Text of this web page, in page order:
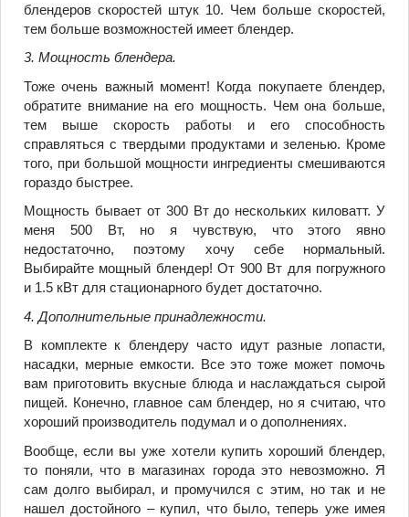
блендеров скоростей штук 10. Чем больше скоростей,
тем больше возможностей имеет блендер.
3. Мощность блендера.
Тоже очень важный момент! Когда покупаете блендер,
обратите внимание на его мощность. Чем она больше,
тем выше скорость работы и его способность
справляться с твердыми продуктами и зеленью. Кроме
того, при большой мощности ингредиенты смешиваются
гораздо быстрее.
Мощность бывает от 300 Вт до нескольких киловатт. У
меня 500 Вт, но я чувствую, что этого явно
недостаточно, поэтому хочу себе нормальный.
Выбирайте мощный блендер! От 900 Вт для погружного
и 1.5 кВт для стационарного будет достаточно.
4. Дополнительные принадлежности.
В комплекте к блендеру часто идут разные лопасти,
насадки, мерные емкости. Все это тоже может помочь
вам приготовить вкусные блюда и наслаждаться сырой
пищей. Конечно, главное сам блендер, но я считаю, что
хороший производитель подумал и о дополнениях.
Вообще, если вы уже хотели купить хороший блендер,
то поняли, что в магазинах города это невозможно. Я
сам долго выбирал, и промучился с этим, но так и не
нашел достойного – купил, что было, теперь уже имея